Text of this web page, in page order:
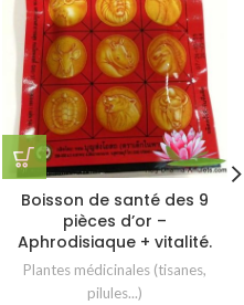
Boisson de santé des 9
pièces d’or –
Aphrodisiaque + vitalité.
Plantes médicinales (tisanes,
pilules...)